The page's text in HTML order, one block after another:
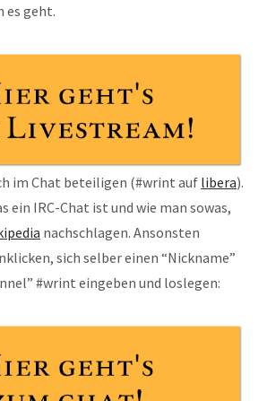
es geht.
im Chat beteili­gen (#wrint auf libera).
ein IRC-Chat ist und wie man sowas,
nach­schla­gen. Ansonsten
sich selber einen “Nickname”
#wrint eingeben und loslegen: